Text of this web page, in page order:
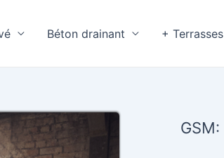
Béton drainant + Terrasses
GSM: